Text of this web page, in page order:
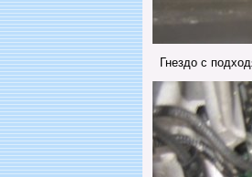
Гнездо с